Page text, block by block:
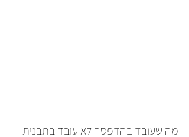
מה שעובד בהדפסה לא עובד בתבנית